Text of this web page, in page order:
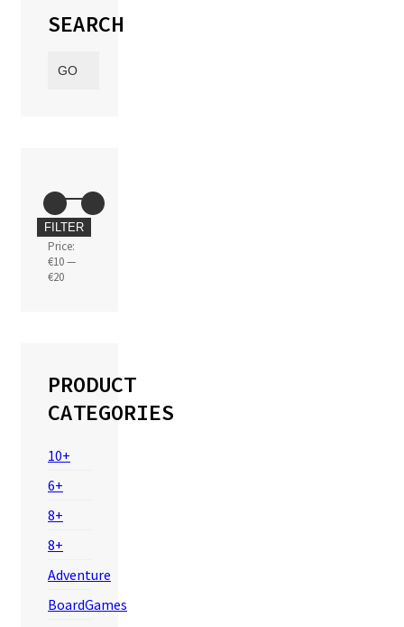
SEARCH
for:
GO
Min
price
Max
price
FILTER
Price:
€10—
€20
PRODUCT
CATEGORIES
10+
6+
8+
8+
Adventure
BoardGames